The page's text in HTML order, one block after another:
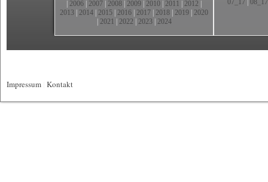
2006 2007 2008 2009 2010 2011 2012
2013 2014 2015 2016 2017 2018 2019 2020
2021 2022 2023| 2024
07_17 08_17
Impressum Kontakt